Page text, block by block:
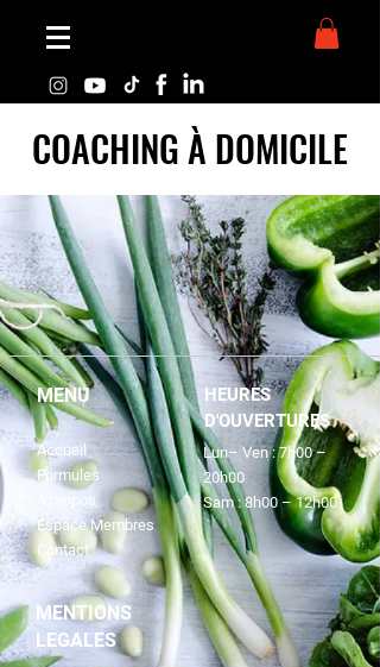
COACHING À DOMICILE
MENU
Accueil
Formules
A propos
Espace Membres
Contact
HEURES
D'OUVERTURES
Lun– Ven : 7h00 –
20h00
Sam : 8h00 – 12h00
MENTIONS
LEGALES